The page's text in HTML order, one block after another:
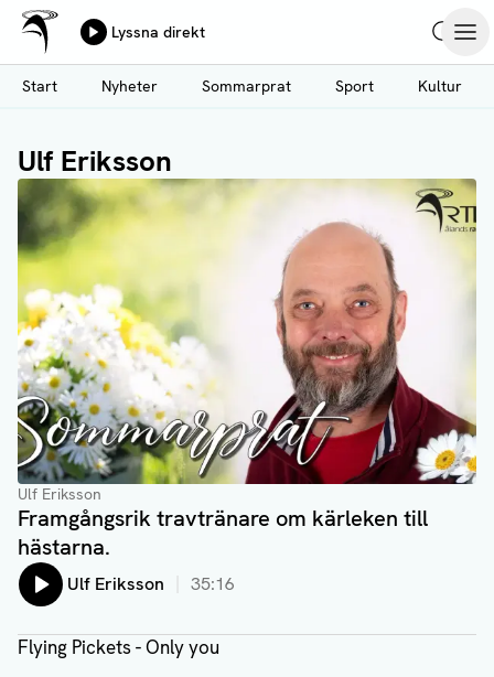
Hoppa
till
huvudinnehåll
Ålands Radio & TV
Lyssna direkt
Start
Nyheter Sommarprat Sport Kultur
Ulf Eriksson
Ulf Eriksson
Framgångsrik travtränare om kärleken till
hästarna.
Lyssna på:
Ulf Eriksson 35:16
Flying Pickets - Only you